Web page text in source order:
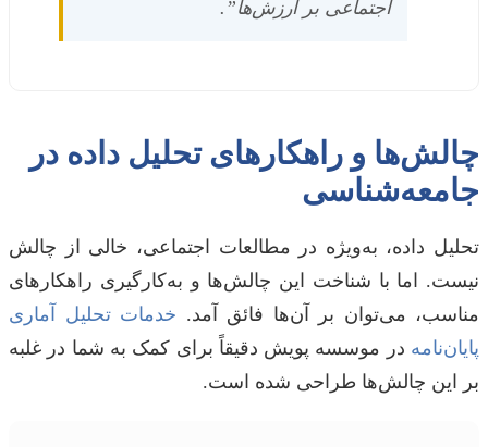
اجتماعی بر ارزش‌ها”.
چالش‌ها و راهکارهای تحلیل داده در
جامعه‌شناسی
تحلیل داده، به‌ویژه در مطالعات اجتماعی، خالی از چالش
نیست. اما با شناخت این چالش‌ها و به‌کارگیری راهکارهای
مناسب، می‌توان بر آن‌ها فائق آمد. خدمات تحلیل آماری
پایان‌نامه در موسسه پویش دقیقاً برای کمک به شما در غلبه
بر این چالش‌ها طراحی شده است.